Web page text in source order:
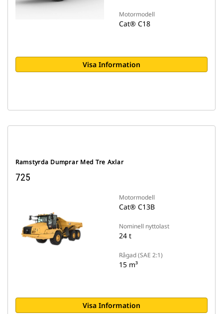
Motormodell
Cat® C18
Visa Information
Ramstyrda Dumprar Med Tre Axlar
725
Motormodell
Cat® C13B
Nominell nyttolast
24 t
Rågad (SAE 2:1)
15 m³
Visa Information